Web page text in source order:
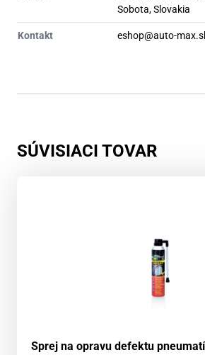
Sobota, Slovakia
Kontakt eshop@auto-
SÚVISIACI TOVAR
Sprej na opravu defektu